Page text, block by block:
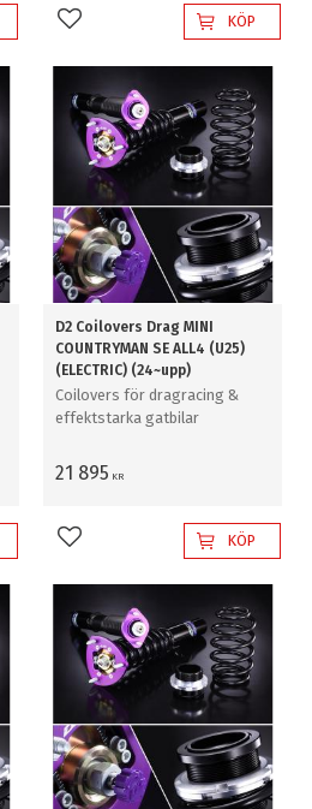
Lägg till i favoriterKÖP
D2 Coilovers Drag MINI
COUNTRYMAN SE ALL4 (U25)
(ELECTRIC) (24~upp)
Coilovers för dragracing &
effektstarka gatbilar
21 895 KR
Lägg till i favoriterKÖP